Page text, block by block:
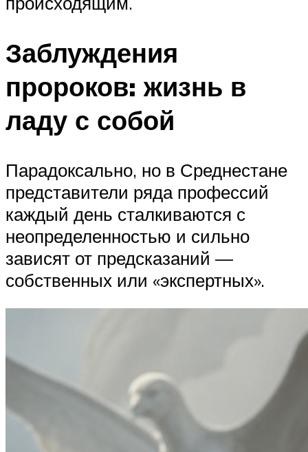
Заблуждения
пророков: жизнь в
ладу с собой
Парадоксально, но в Среднестане
представители ряда профессий
каждый день сталкиваются с
неопределенностью и сильно
зависят от предсказаний —
собственных или «экспертных».